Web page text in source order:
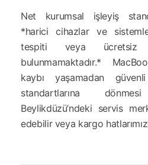
Net kurumsal işleyiş
*harici cihazlar ve
tespiti veya ücretsiz
bulunmamaktadır.*
kaybı yaşamadan
standartlarına
Beylikdüzü’ndeki servis
edebilir veya kargo